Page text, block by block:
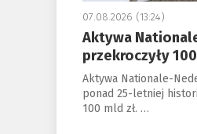
07.08.2026 (13:24)
Aktywa
przekroczyły
Aktywa Nationale-
ponad 25-letniej
100 mld zł. …